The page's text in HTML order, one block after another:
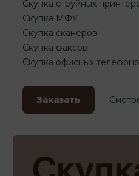
Скупка струйных
Скупка МФУ
Скупка сканеров
Скупка факсов
Скупка офисных
Заказать